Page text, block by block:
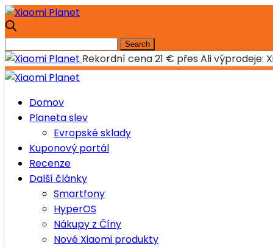
Rekordní cena 21 € přes Ali výprodeje:
Domov
Planeta slev
Evropské sklady
Kuponový portál
Recenze
Další články
Smartfony
HyperOS
Nákupy z Číny
Nové Xiaomi produkty